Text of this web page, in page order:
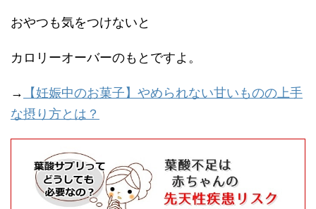
おやつも気をつけないと
カロリーオーバーのもとですよ。
→
【妊娠中のお菓子】やめられない甘いものの上手
な摂り方とは？